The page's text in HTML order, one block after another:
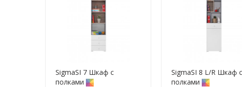
SigmaSI 7 Шкаф с
полками
SigmaSI 8 L/R Шкаф с
полками